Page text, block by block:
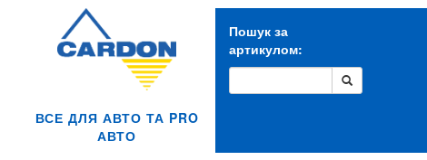
ВСЕ ДЛЯ АВТО ТА PRO
АВТО
Пошук за
артикулом: